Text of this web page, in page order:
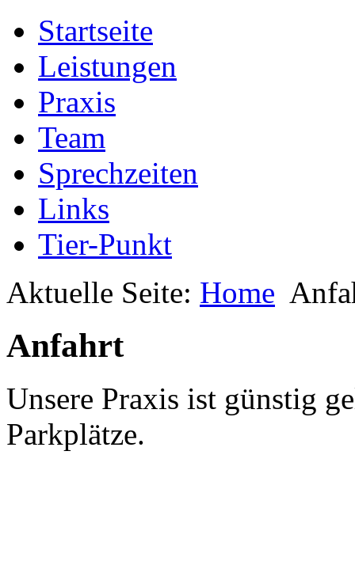
Startseite
Leistungen
Praxis
Team
Sprechzeiten
Links
Tier-Punkt
Aktuelle Seite: Home
Anfahrt
Unsere Praxis ist günstig
Parkplätze.